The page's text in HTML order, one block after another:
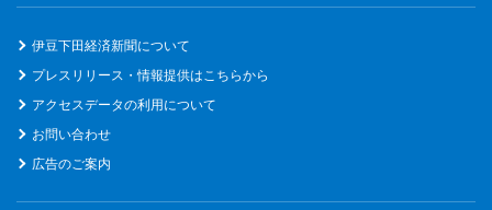
伊豆下田経済新聞について
プレスリリース・情報提供はこちらから
アクセスデータの利用について
お問い合わせ
広告のご案内